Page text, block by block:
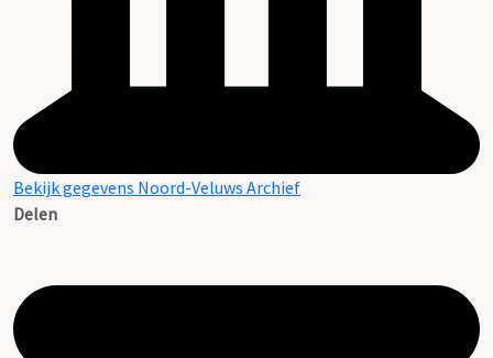
Bekijk gegevens Noord-Veluws Archief
Delen